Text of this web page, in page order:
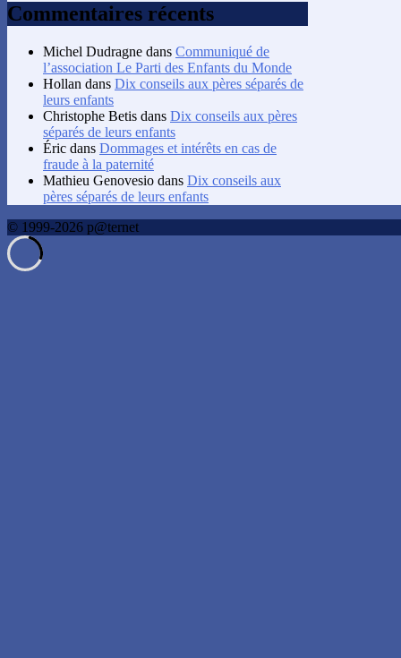
Commentaires récents
Michel Dudragne dans Communiqué de
l’association Le Parti des Enfants du Monde
Hollan dans Dix conseils aux pères séparés de
leurs enfants
Christophe Betis dans Dix conseils aux pères
séparés de leurs enfants
Éric dans Dommages et intérêts en cas de
fraude à la paternité
Mathieu Genovesio dans Dix conseils aux
pères séparés de leurs enfants
© 1999-2026 p@ternet